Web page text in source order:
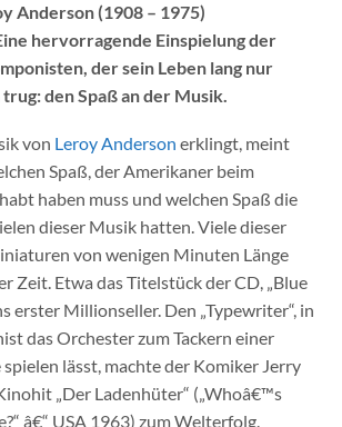
Anderson (1908 – 1975)
hervorragende Einspielung der
der sein Leben lang nur
den Spaß an der Musik.
von Leroy Anderson erklingt, meint
Spaß, der Amerikaner beim
haben muss und welchen Spaß die
dieser Musik hatten. Viele dieser
von wenigen Minuten Länge
Zeit. Etwa das Titelstück der CD, „Blue
erster Millionseller. Den „Typewriter“, in
das Orchester zum Tackern einer
lässt, machte der Komiker Jerry
„Der Ladenhüter“ („Whoâ€™s
â€“ USA 1963) zum Welterfolg.